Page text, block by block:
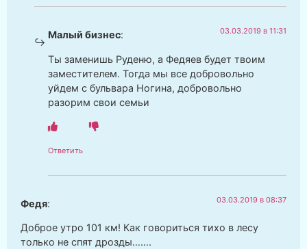
Малый бизнес: 03.03.2019 в 11:31
Ты заменишь Руденю, а Федяев будет твоим
заместителем. Тогда мы все добровольно
уйдем с бульвара Ногина, добровольно
разорим свои семьи
Ответить
Федя: 03.03.2019 в 08:37
Доброе утро 101 км! Как говориться тихо в лесу
только не спят дрозды…….